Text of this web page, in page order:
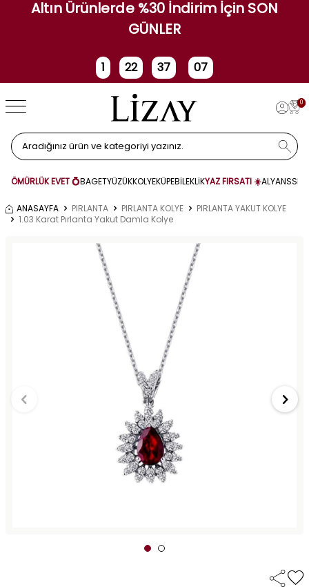
Altın Ürünlerde %30 İndirim İçin SON
GÜNLER
1
Gün
22
Saat
37 07
0
ÖMÜRLÜK EVET 💍BAGETYÜZÜKKOLYEKÜPEBİLEKLİKYAZ FIRSATI ☀️ALYANS
ANASAYFA PIRLANTA PIRLANTA KOLYE
PIRLANTA YAKUT KOLYE
1.03 Karat Pırlanta Yakut Damla Kolye